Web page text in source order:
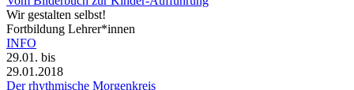
Wir gestalten selbst!
Fortbildung Lehrer*innen
INFO
29.01. bis
29.01.2018
Der rhythmische Morgenkreis